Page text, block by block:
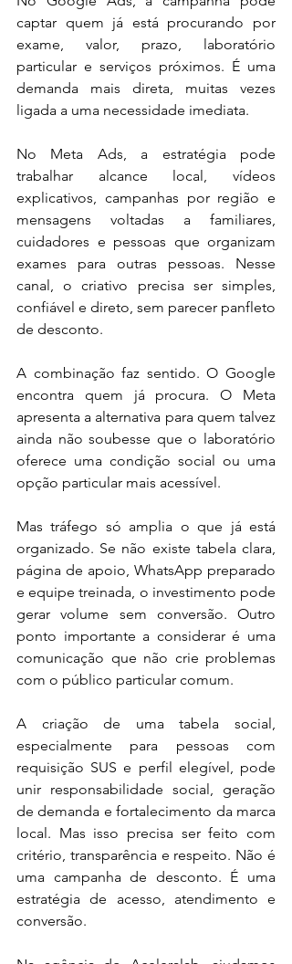
captar quem já está procurando por
exame, valor, prazo, laboratório
particular e serviços próximos. É uma
demanda mais direta, muitas vezes
ligada a uma necessidade imediata.
No Meta Ads, a estratégia pode
trabalhar alcance local, vídeos
explicativos, campanhas por região e
mensagens voltadas a familiares,
cuidadores e pessoas que organizam
exames para outras pessoas. Nesse
canal, o criativo precisa ser simples,
confiável e direto, sem parecer panfleto
de desconto.
A combinação faz sentido. O Google
encontra quem já procura. O Meta
apresenta a alternativa para quem talvez
ainda não soubesse que o laboratório
oferece uma condição social ou uma
opção particular mais acessível.
Mas tráfego só amplia o que já está
organizado. Se não existe tabela clara,
página de apoio, WhatsApp preparado
e equipe treinada, o investimento pode
gerar volume sem conversão. Outro
ponto importante a considerar é uma
comunicação que não crie problemas
com o público particular comum.
A criação de uma tabela social,
especialmente para pessoas com
requisição SUS e perfil elegível, pode
unir responsabilidade social, geração
de demanda e fortalecimento da marca
local. Mas isso precisa ser feito com
critério, transparência e respeito. Não é
uma campanha de desconto. É uma
estratégia de acesso, atendimento e
conversão.